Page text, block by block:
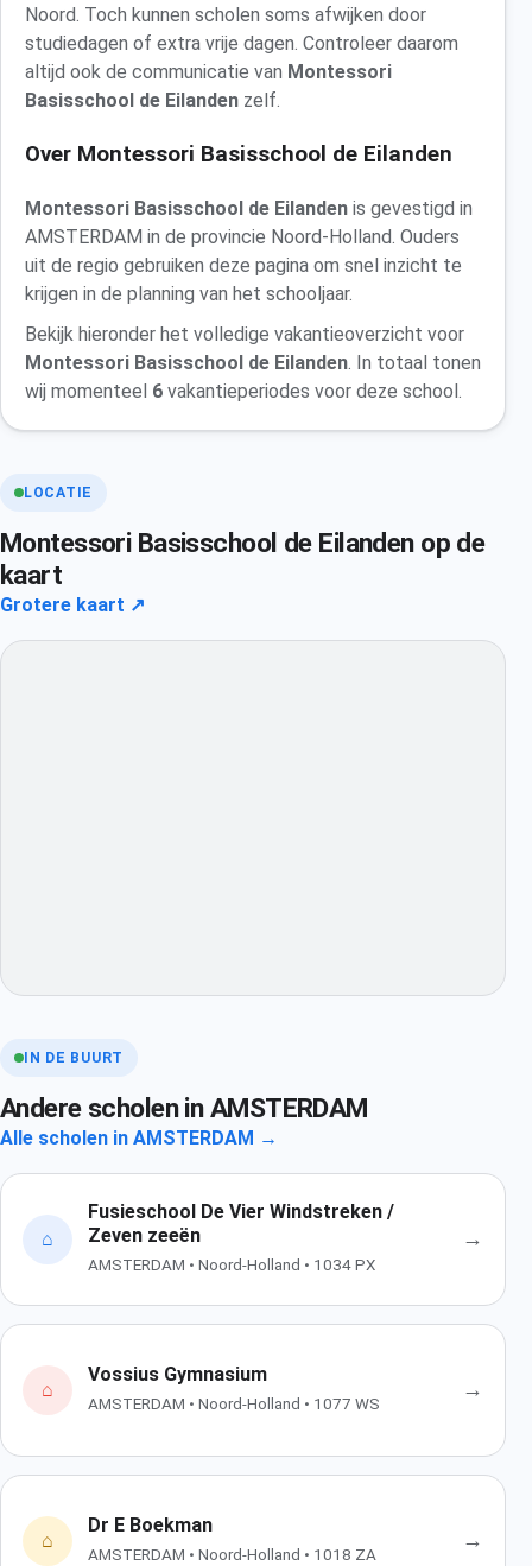
Noord. Toch kunnen scholen soms afwijken door
studiedagen of extra vrije dagen. Controleer daarom
altijd ook de communicatie van Montessori
Basisschool de Eilanden zelf.
Over Montessori Basisschool de Eilanden
Montessori Basisschool de Eilanden is gevestigd in
AMSTERDAM in de provincie Noord-Holland. Ouders
uit de regio gebruiken deze pagina om snel inzicht te
krijgen in de planning van het schooljaar.
Bekijk hieronder het volledige vakantieoverzicht voor
Montessori Basisschool de Eilanden. In totaal tonen
wij momenteel 6 vakantieperiodes voor deze school.
LOCATIE
Montessori Basisschool de Eilanden op de
kaart
Grotere kaart ↗
IN DE BUURT
Andere scholen in AMSTERDAM
Alle scholen in AMSTERDAM →
⌂
Fusieschool De Vier Windstreken /
Zeven zeeën
AMSTERDAM • Noord-Holland • 1034 PX
→
⌂
Vossius Gymnasium
AMSTERDAM • Noord-Holland • 1077 WS
→
⌂
Dr E Boekman
AMSTERDAM • Noord-Holland • 1018 ZA
→